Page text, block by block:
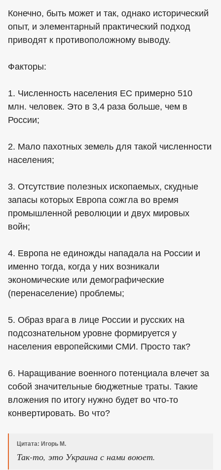
Конечно, быть может и так, однако исторический
опыт, и элементарный практический подход
приводят к противоположному выводу.
Факторы:
1. Численность населения ЕС примерно 510
млн. человек. Это в 3,4 раза больше, чем в
России;
2. Мало пахотных земель для такой численности
населения;
3. Отсутствие полезных ископаемых, скудные
запасы которых Европа сожгла во время
промышленной революции и двух мировых
войн;
4. Европа не единожды нападала на России и
именно тогда, когда у них возникали
экономические или демографические
(перенаселение) проблемы;
5. Образ врага в лице России и русских на
подсознательном уровне формируется у
населения европейскими СМИ. Просто так?
6. Наращивание военного потенциала влечет за
собой значительные бюджетные траты. Такие
вложения по итогу нужно будет во что-то
конвертировать. Во что?
Цитата: Игорь М.
Так-то, это Украина с нами воюет.